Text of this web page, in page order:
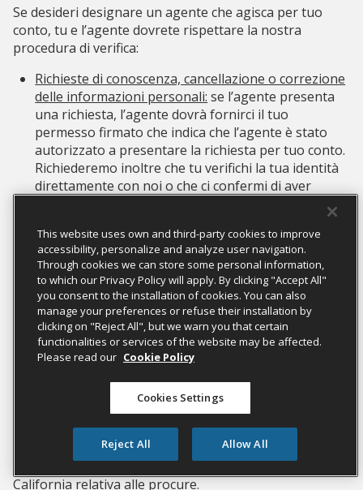
Se desideri designare un agente che agisca per tuo
conto, tu e l’agente dovrete rispettare la nostra
procedura di verifica:
Richieste di conoscenza, cancellazione o correzione
delle informazioni personali: se l’agente presenta
una richiesta, l’agente dovrà fornirci il tuo
permesso firmato che indica che l’agente è stato
autorizzato a presentare la richiesta per tuo conto.
Richiederemo inoltre che tu verifichi la tua identità
direttamente con noi o che ci confermi di aver
Richieste di esclusione dalla vendita o dalla
condivisione:se l’agente presenta una richiesta di
esclusione dalla vendita delle tue informazioni
personali o dalla condivisione delle tue
informazioni personali per scopi di marketing
comportamentale intercontestuale, l’agente dovrà
fornirci il tuo permesso firmato che indica che
l’agente è stato autorizzato a presentare la
richiesta di esclusione per tuo conto.
Si prega di notare che questa sottosezione non si
applica quando un agente è autorizzato ad agire per
tuo conto in base a una procura valida. Tali richieste
verranno elaborate in conformità con la legge della
California relativa alle procure.
This website uses own and third-party cookies to improve
accessibility, personalize and analyze user navigation.
Through cookies we can store some personal information,
to which our Privacy Policy will apply. By clicking "Accept All"
you consent to the installation of cookies. You can also
manage your preferences or refuse their installation by
clicking on "Reject All", but we warn you that certain
functionalities or services of the website may be affected.
Please read our Cookie Policy
Cookies Settings
Reject All Allow All